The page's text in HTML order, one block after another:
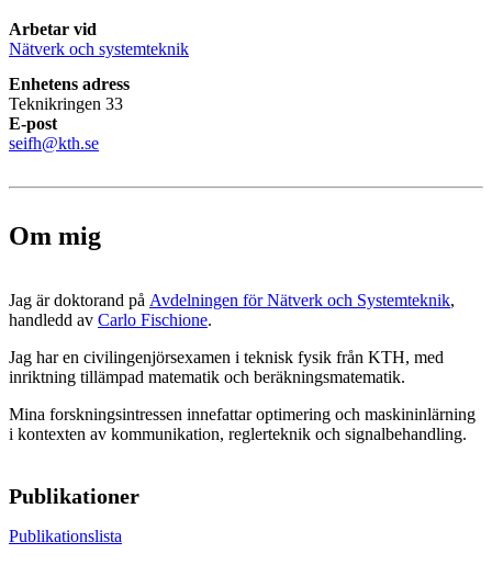
Arbetar vid
Nätverk och systemteknik
Enhetens adress
Teknikringen 33
E-post
seifh@kth.se
Om mig
Jag är doktorand på Avdelningen för Nätverk och Systemteknik,
handledd av Carlo Fischione.
Jag har en civilingenjörsexamen i teknisk fysik från KTH, med
inriktning tillämpad matematik och beräkningsmatematik.
Mina forskningsintressen innefattar optimering och maskininlärning
i kontexten av kommunikation, reglerteknik och signalbehandling.
Publikationer
Publikationslista